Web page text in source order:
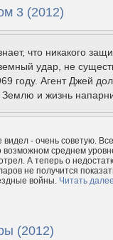
3 (2012)
что никакого
удар, не
году. Агент Джей
Землю и жизнь
- очень советую.
возможном среднем
А теперь о
не получится
войны. Читать далее
(2012)